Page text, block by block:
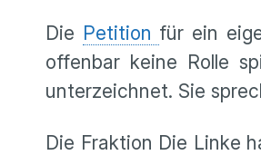
Die Petition für ein
offenbar keine Rolle
unterzeichnet. Sie
Die Fraktion Die Linke